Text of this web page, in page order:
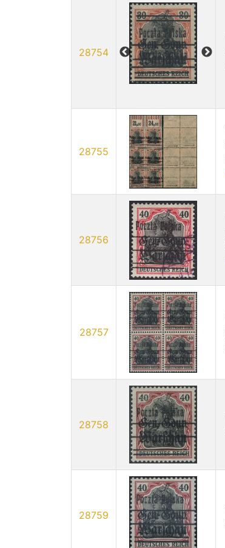
28754
28755
28756
28757
28758
28759